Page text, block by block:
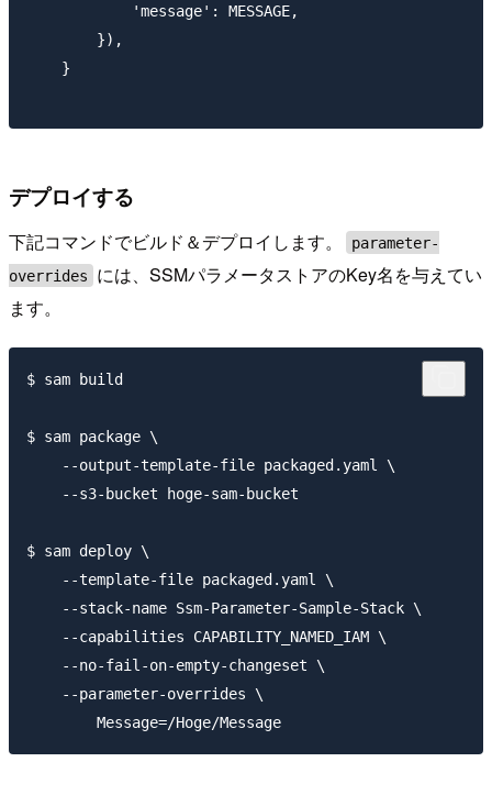
            'message': MESSAGE,
        }),
    }
デプロイする
下記コマンドでビルド＆デプロイします。
parameter-
overrides
には、SSMパラメータストアのKey名を与えてい
ます。
$ sam build
$ sam package \
    --output-template-file packaged.yaml \
    --s3-bucket hoge-sam-bucket
$ sam deploy \
    --template-file packaged.yaml \
    --stack-name Ssm-Parameter-Sample-Stack \
    --capabilities CAPABILITY_NAMED_IAM \
    --no-fail-on-empty-changeset \
    --parameter-overrides \